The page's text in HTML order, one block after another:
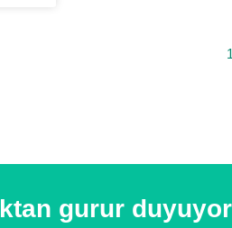
1
gurur